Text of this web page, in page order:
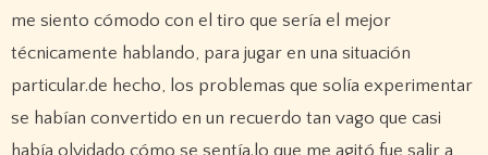
me siento cómodo con el tiro que sería el mejor
técnicamente hablando, para jugar en una situación
particular.de hecho, los problemas que solía experimentar
se habían convertido en un recuerdo tan vago que casi
había olvidado cómo se sentía.lo que me agitó fue salir a